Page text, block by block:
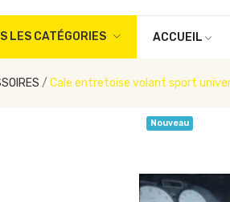
LES CATÉGORIES ACCUEIL
Cale entretoise volant sport
Nouveau